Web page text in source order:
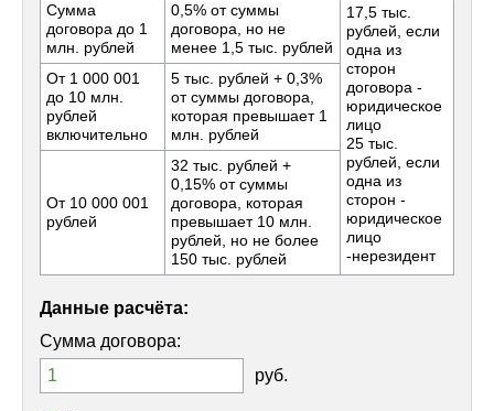
Сумма
договора до 1
млн. рублей
0,5% от суммы
договора, но не
менее 1,5 тыс. рублей
17,5 тыс.
рублей, если
одна из
сторон
договора -
юридическое
лицо
25 тыс.
рублей, если
одна из
сторон -
юридическое
лицо
-нерезидент
От 1 000 001
до 10 млн.
рублей
включительно
5 тыс. рублей + 0,3%
от суммы договора,
которая превышает 1
млн. рублей
От 10 000 001
рублей
32 тыс. рублей +
0,15% от суммы
договора, которая
превышает 10 млн.
рублей, но не более
150 тыс. рублей
Данные расчёта:
Сумма договора:
руб.